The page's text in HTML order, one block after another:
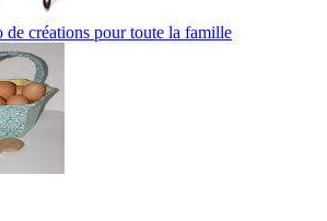
de créations pour toute la famille